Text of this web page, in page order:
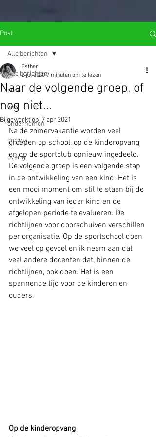
Post
Alle berichten
budo
kids
ondernemen
corona
overig
Alle berichten
Naar de volgende groep, of
nog niet...
Esther
2 jul 2020 7 minuten om te lezen
Bijgewerkt op: 7 apr 2021
Na de zomervakantie worden veel
groepen op school, op de kinderopvang
en op de sportclub opnieuw ingedeeld.
De volgende groep is een volgende stap
in de ontwikkeling van een kind. Het is
een mooi moment om stil te staan bij de
ontwikkeling van ieder kind en de
afgelopen periode te evalueren. De
richtlijnen voor doorschuiven verschillen
per organisatie. Op de sportschool doen
we veel op gevoel en ik neem aan dat
veel andere docenten dat, binnen de
richtlijnen, ook doen. Het is een
spannende tijd voor de kinderen en
ouders.
Op de kinderopvang